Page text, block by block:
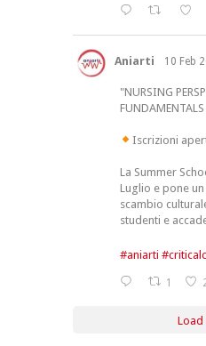
Aniarti 10 Feb
"NURSING
Iscrizioni
La Summer
Luglio e pone
scambio
studenti e
#aniarti
1